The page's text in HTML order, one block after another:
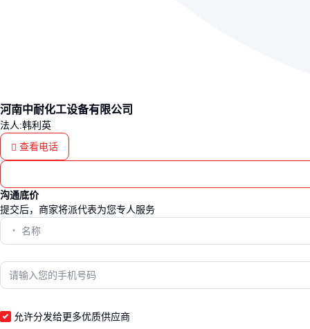
河南中耐化工设备有限公司
法人:韩利英
查看电话
沟通底价
提交后，商家将派代表为您专人服务
允许分发给更多优质供应商